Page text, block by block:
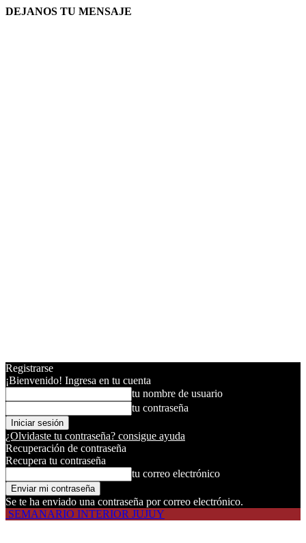
DEJANOS TU MENSAJE
Registrarse
¡Bienvenido! Ingresa en tu cuenta
tu nombre de usuario
tu contraseña
¿Olvidaste tu contraseña? consigue ayuda
Recuperación de contraseña
Recupera tu contraseña
tu correo electrónico
Se te ha enviado una contraseña por correo electrónico.
SEMANARIO INTERIOR JUJUY